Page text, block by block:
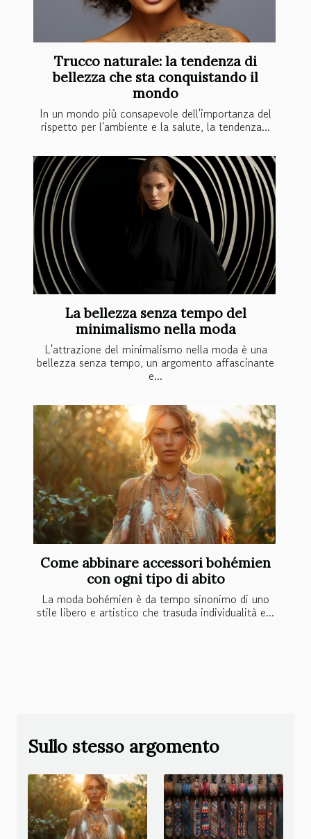
Trucco naturale: la tendenza di
bellezza che sta conquistando il
mondo
In un mondo più consapevole dell'importanza del
rispetto per l'ambiente e la salute, la tendenza...
La bellezza senza tempo del
minimalismo nella moda
L'attrazione del minimalismo nella moda è una
bellezza senza tempo, un argomento affascinante
e...
Come abbinare accessori bohémien
con ogni tipo di abito
La moda bohémien è da tempo sinonimo di uno
stile libero e artistico che trasuda individualità e...
Sullo stesso argomento